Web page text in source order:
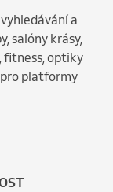
a
salóny krásy,
fitness, optiky
platformy